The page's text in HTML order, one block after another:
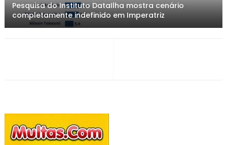
Pesquisa do Instituto DataIlha mostra cenário
completamente indefinido em Imperatriz